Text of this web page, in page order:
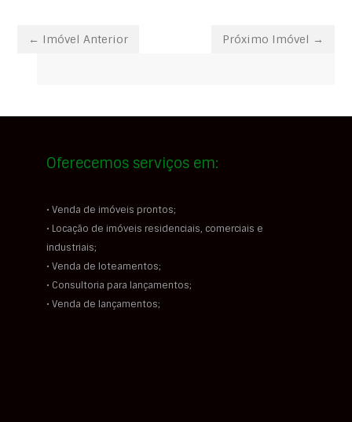
← Imóvel Anterior Próximo Imóvel →
Oferecemos serviços em:
• Venda de imóveis prontos;
• Locação de imóveis residenciais, comerciais e
industriais;
• Venda de loteamentos;
• Consultoria para lançamentos;
• Venda de lançamentos;